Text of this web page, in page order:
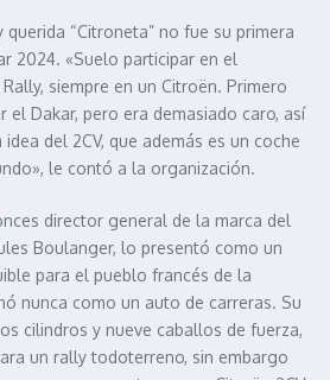
“Citroneta” no fue su primera
2024. «Suelo participar en el
siempre en un Citroën. Primero
el Dakar, pero era demasiado caro, así
del 2CV, que además es un coche
le contó a la organización.
director general de la marca del
Boulanger, lo presentó como un
para el pueblo francés de la
nunca como un auto de carreras. Su
cilindros y nueve caballos de fuerza,
un rally todoterreno, sin embargo